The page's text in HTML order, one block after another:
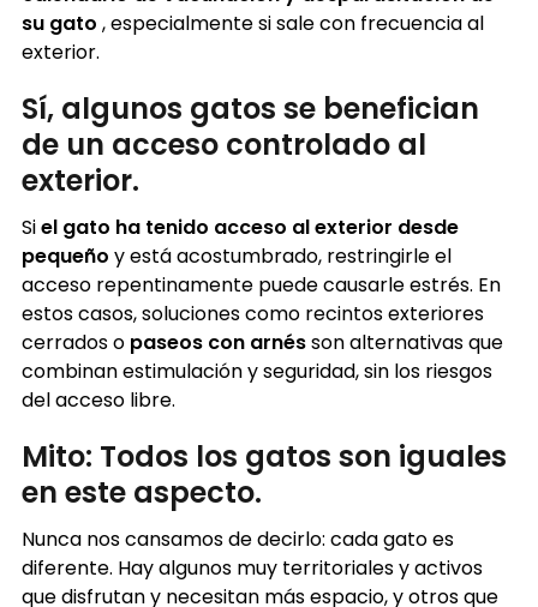
su gato , especialmente si sale con frecuencia al
exterior.
Sí, algunos gatos se benefician
de un acceso controlado al
exterior.
Siel gato ha tenido acceso al exterior desde
pequeño y está acostumbrado, restringirle el
acceso repentinamente puede causarle estrés. En
estos casos, soluciones como recintos exteriores
cerrados o paseos con arnésson alternativas que
combinan estimulación y seguridad, sin los riesgos
del acceso libre.
Mito: Todos los gatos son iguales
en este aspecto.
Nunca nos cansamos de decirlo: cada gato es
diferente. Hay algunos muy territoriales y activos
que disfrutan y necesitan más espacio, y otros que